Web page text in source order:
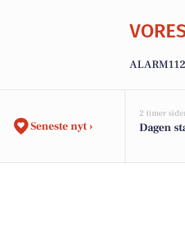
ALARM112
Seneste nyt ›
2 timer
Dagen